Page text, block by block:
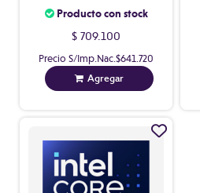
20 CORES C/VIDEO
Producto con stock
$ 709.100
Precio S/Imp.Nac. $641.720
Agregar